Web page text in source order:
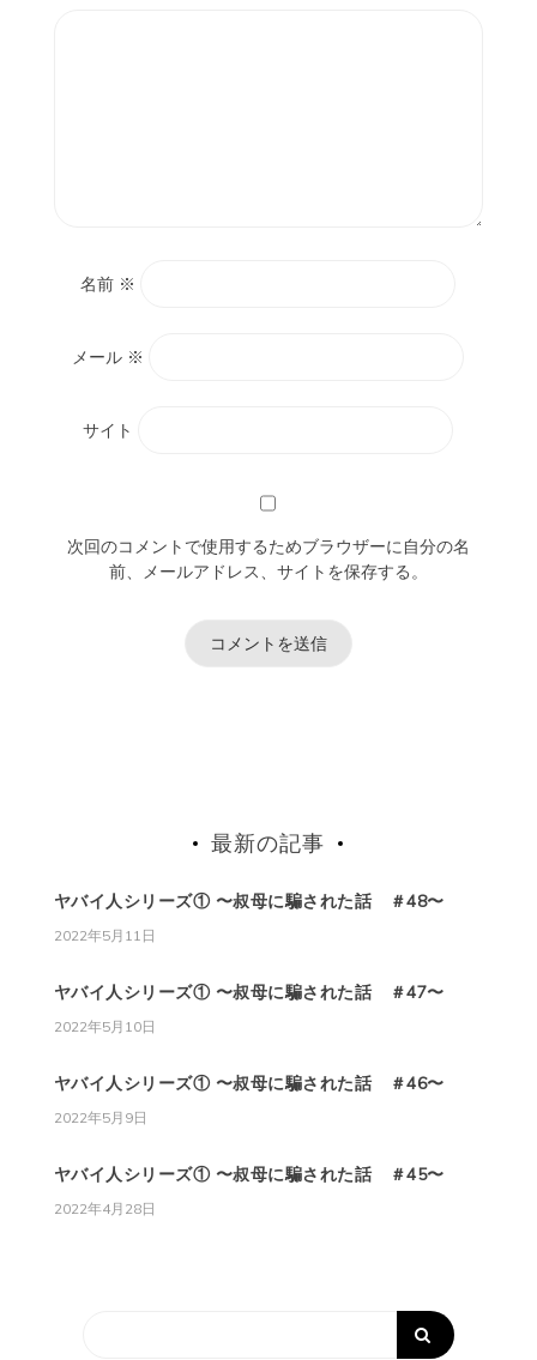
名前 ※
メール ※
サイト
次回のコメントで使用するためブラウザーに自分の名
前、メールアドレス、サイトを保存する。
最新の記事
ヤバイ人シリーズ① 〜叔母に騙された話 ＃48〜
2022年5月11日
ヤバイ人シリーズ① 〜叔母に騙された話 ＃47〜
2022年5月10日
ヤバイ人シリーズ① 〜叔母に騙された話 ＃46〜
2022年5月9日
ヤバイ人シリーズ① 〜叔母に騙された話 ＃45〜
2022年4月28日